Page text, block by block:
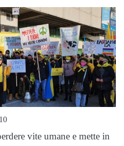
vite umane e mette in